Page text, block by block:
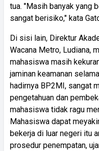
tua. "Masih banyak yang
sangat berisiko," kata
Di sisi lain, Direktur
Wacana Metro, Ludiana,
mahasiswa masih
jaminan keamanan
hadirnya BP2MI, sangat
pengetahuan dan
mahasiswa tidak ragu
Mahasiswa dapat
bekerja di luar negeri itu
prosedur penempatan,